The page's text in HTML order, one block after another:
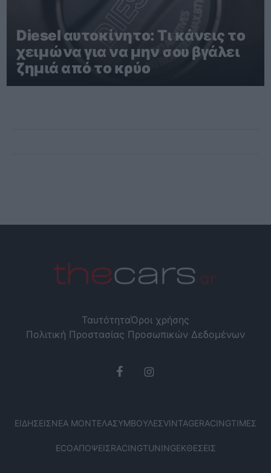
Diesel αυτοκίνητο: Τι κάνεις το
χειμώνα για να μην σου βγάλει
ζημιά από το κρύο
ΤαυτότηταΌροι χρήσης
Πολιτική Προστασίας Προσωπικών Δεδομένων
ΕΙΔΉΣΕΙΣΝΈΑ ΜΟΝΤΈΛΑΣΥΜΒΟΥΛΈΣVINTAGERACINGΤΙΜΈΣ
ECOΑΠΌΨΕΙΣRACINGTUNINGΕΚΘΈΣΕΙΣ